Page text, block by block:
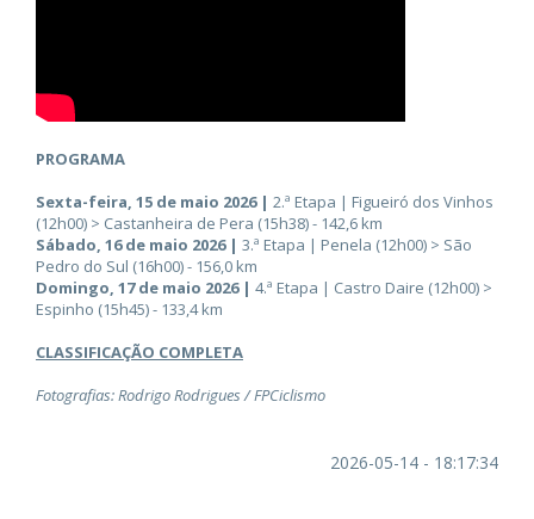
PROGRAMA
Sexta-feira, 15 de maio 2026 | 2.ª Etapa | Figueiró dos Vinhos
(12h00) > Castanheira de Pera (15h38) - 142,6 km
Sábado, 16 de maio 2026 | 3.ª Etapa | Penela (12h00) > São
Pedro do Sul (16h00) - 156,0 km
Domingo, 17 de maio 2026 | 4.ª Etapa | Castro Daire (12h00) >
Espinho (15h45) - 133,4 km
CLASSIFICAÇÃO COMPLETA
Fotografias: Rodrigo Rodrigues / FPCiclismo
2026-05-14 - 18:17:34